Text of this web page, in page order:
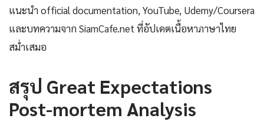
แนะนำ official documentation, YouTube, Udemy/Coursera
และบทความจาก SiamCafe.net ที่อัปเดตเนื้อหาภาษาไทย
สม่ำเสมอ
สรุป Great Expectations
Post-mortem Analysis